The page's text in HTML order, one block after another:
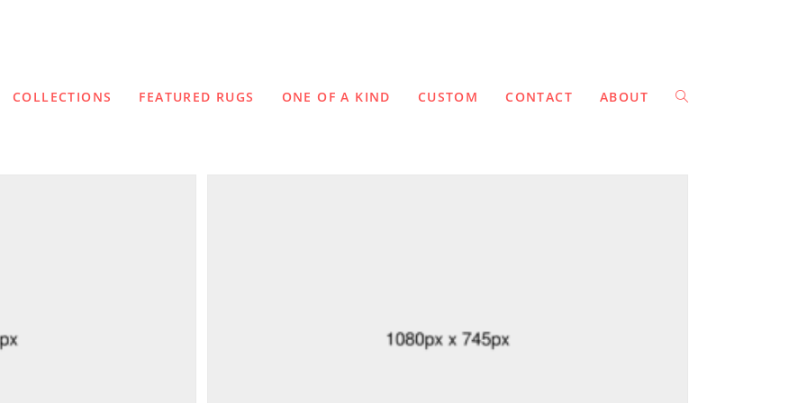
COLLECTIONS FEATURED RUGS ONE OF A KIND CUSTOM CONTACT ABOUT